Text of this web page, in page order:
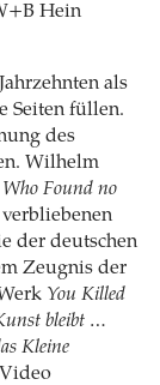
Hein
als
Seiten füllen.
des
Wilhelm
Who Found no
der deutschen
Zeugnis der
You Killed
bleibt …
Kleine